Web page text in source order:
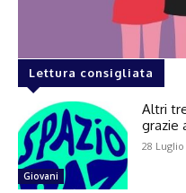
Lettura consigliata
Giovani
Altri
grazie
28 Luglio